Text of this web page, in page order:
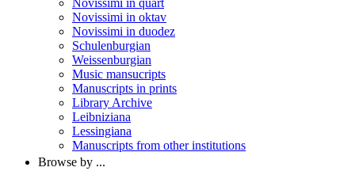
Novissimi in quart
Novissimi in oktav
Novissimi in duodez
Schulenburgian
Weissenburgian
Music mansucripts
Manuscripts in prints
Library Archive
Leibniziana
Lessingiana
Manuscripts from other institutions
Browse by ...